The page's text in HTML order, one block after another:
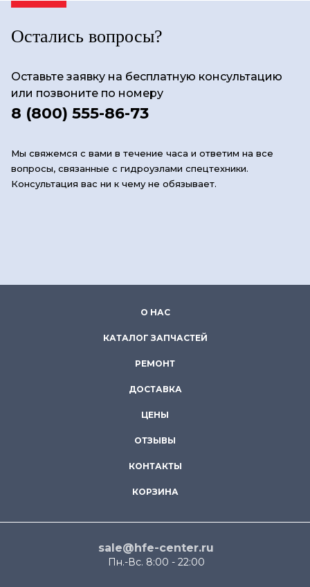
Остались вопросы?
Оставьте заявку на бесплатную консультацию
или позвоните по номеру
8 (800) 555-86-73
Мы свяжемся с вами в течение часа и ответим на все
вопросы, связанные с гидроузлами спецтехники.
Консультация вас ни к чему не обязывает.
О НАС
КАТАЛОГ ЗАПЧАСТЕЙ
РЕМОНТ
ДОСТАВКА
ЦЕНЫ
ОТЗЫВЫ
КОНТАКТЫ
КОРЗИНА
sale@hfe-center.ru
Пн.-Вс. 8:00 - 22:00